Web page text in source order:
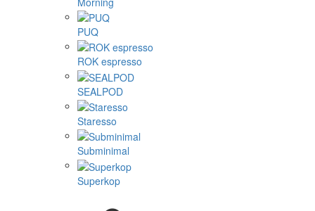
PUQ
ROK espresso
SEALPOD
Staresso
Subminimal
Superkop